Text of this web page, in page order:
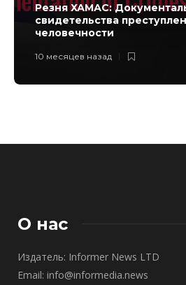
Резня ХАМАС:
свидетельства
человечности
10 месяцев назад
О нас
Издатель: Informer News LTD
Email: info@informedia.news